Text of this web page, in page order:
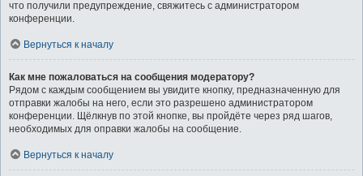
что получили предупреждение, свяжитесь с администратором
конференции.
Вернуться к началу
Как мне пожаловаться на сообщения модератору?
Рядом с каждым сообщением вы увидите кнопку, предназначенную для
отправки жалобы на него, если это разрешено администратором
конференции. Щёлкнув по этой кнопке, вы пройдёте через ряд шагов,
необходимых для оправки жалобы на сообщение.
Вернуться к началу